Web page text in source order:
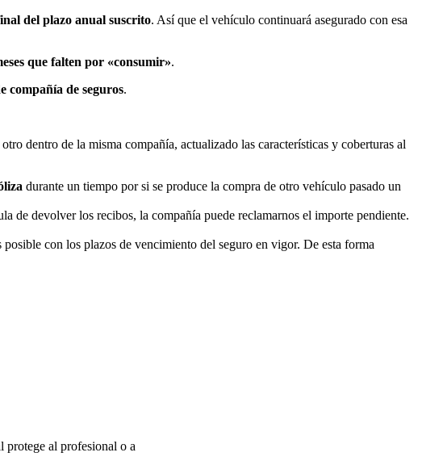
del plazo anual suscrito. Así que el vehículo continuará asegurado con esa
que falten por «consumir».
compañía de seguros.
dentro de la misma compañía, actualizado las características y coberturas al
durante un tiempo por si se produce la compra de otro vehículo pasado un
de devolver los recibos, la compañía puede reclamarnos el importe pendiente.
con los plazos de vencimiento del seguro en vigor. De esta forma
protege al profesional o a